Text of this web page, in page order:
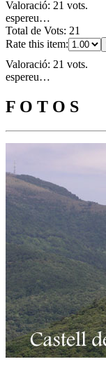
Valoració: 21 vots.
espereu…
Total de Vots: 21
Rate this item:
Valoració: 21 vots.
espereu…
F O T O S